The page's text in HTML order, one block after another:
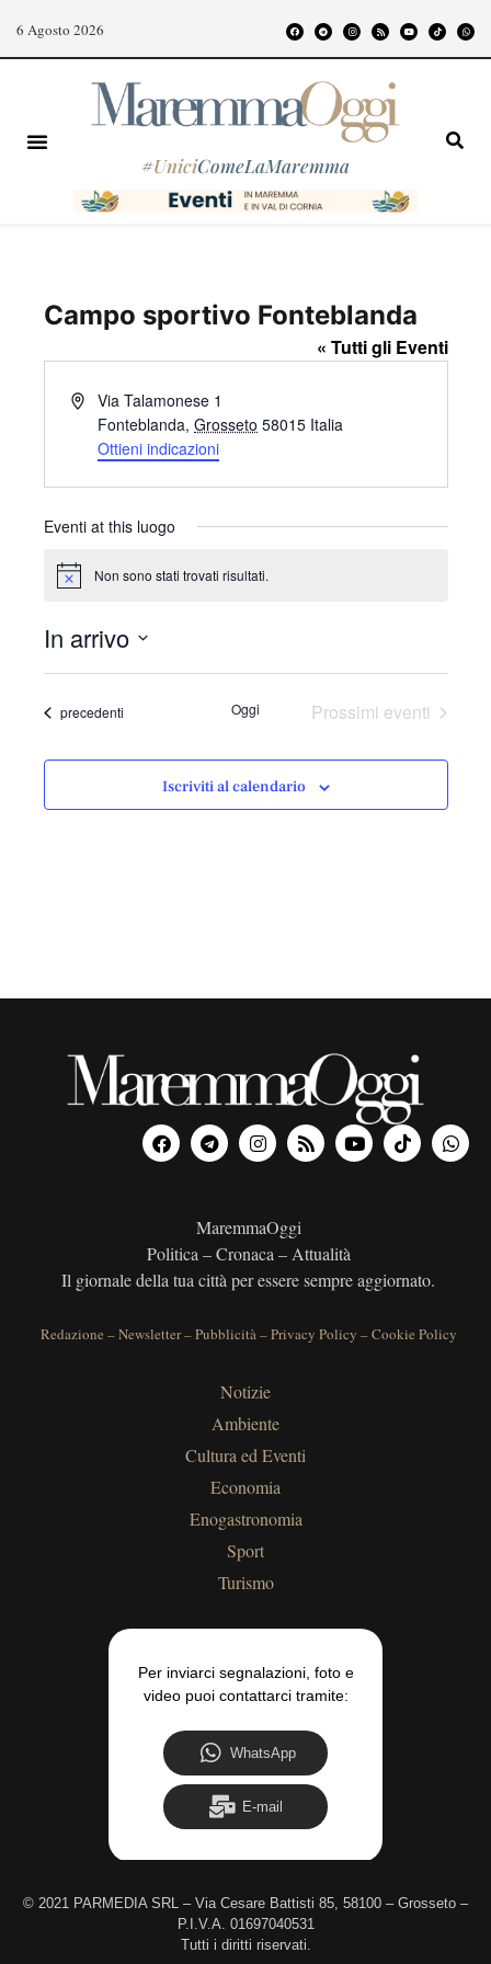
6 Agosto 2026
#UniciComeLaMaremma
Campo sportivo Fonteblanda
« Tutti gli Eventi
I
i
z
o
Via Talamonese 1
Fonteblanda, Grosseto 58015 Italia
Ottieni indicazioni
Eventi at this luogo
N
i
c
e
Non sono stati trovati risultati.
In arrivo
S
l
Eventi
precedenti Oggi Prossimi eventi
Iscriviti al calendario
MaremmaOggi
Politica – Cronaca – Attualità
Il giornale della tua città per essere sempre aggiornato.
Redazione –Newsletter–Pubblicità–Privacy Policy –Cookie Policy
Notizie
Ambiente
Cultura ed Eventi
Economia
Enogastronomia
Sport
Turismo
Per inviarci segnalazioni, foto e
video puoi contattarci tramite:
WhatsApp
E-mail
© 2021 PARMEDIA SRL – Via Cesare Battisti 85, 58100 – Grosseto –
P.I.V.A. 01697040531
Tutti i diritti riservati.